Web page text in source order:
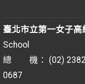
臺北市立第一女子高
School
總 機： (02)
0687